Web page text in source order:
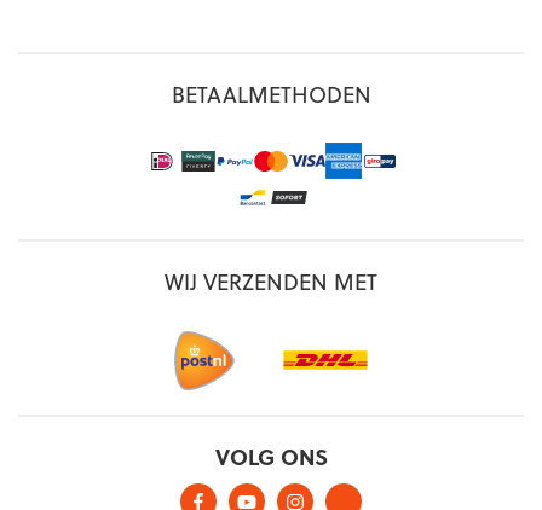
BETAALMETHODEN
WIJ VERZENDEN MET